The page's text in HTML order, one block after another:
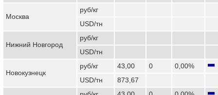
Москва
руб/кг
USD/тн
Нижний Новгород
руб/кг
USD/тн
Новокузнецк
руб/кг 43,00 0
0,00%
USD/тн
873,67